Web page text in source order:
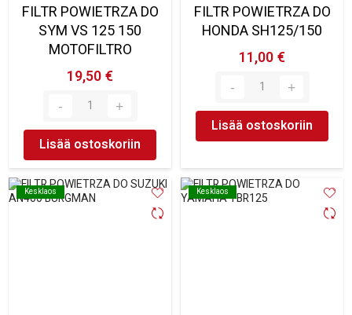
FILTR POWIETRZA DO
SYM VS 125 150
MOTOFILTRO
19,50 €
Lisää ostoskoriin
FILTR POWIETRZA DO
HONDA SH125/150
11,00 €
Lisää ostoskoriin
Kesklaos
Kesklaos Kesklaos
Kesklaos